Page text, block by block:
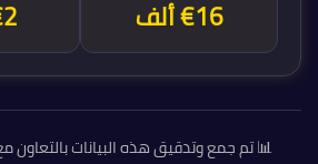
€16 ألف €2 ألف
📊 تم جمع وتدقيق هذه البيانات بالتعاون مع